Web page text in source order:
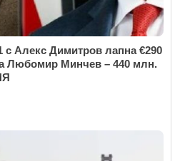
с Алекс Димитров лапна €290
Любомир Минчев – 440 млн.